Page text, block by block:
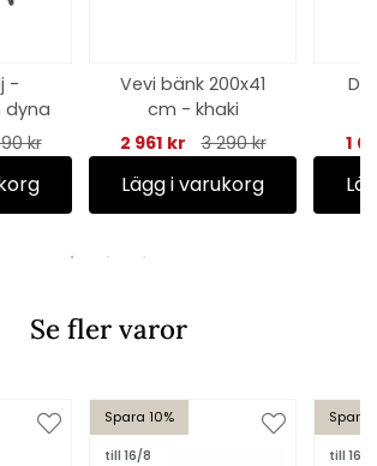
-
dyna
kr
Vevi bänk 200x41
cm - khaki
2 961 kr
3 290 kr
Lägg i varukorg
1
Se fler varor
Spara 10%
till 16/8
Spara
till 16/8